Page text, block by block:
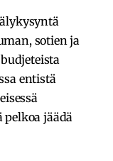
sotien ja
entistä
jäädä